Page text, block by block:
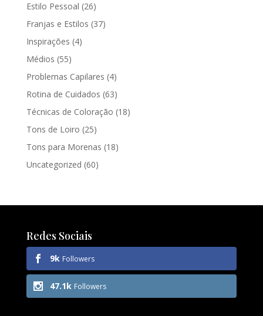
Estilo Pessoal (26)
Franjas e Estilos (37)
Inspirações (4)
Médios (55)
Problemas Capilares (4)
Rotina de Cuidados (63)
Técnicas de Coloração (18)
Tons de Loiro (25)
Tons para Morenas (18)
Uncategorized (60)
Redes Sociais
9k Followers
47.1k Followers